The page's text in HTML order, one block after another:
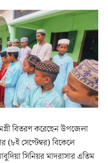
বিতরণ করেছেন উপজেলা
(৮ই সেপ্টেম্বর) বিকেলে
সিনিয়র মাদরাসার এতিম